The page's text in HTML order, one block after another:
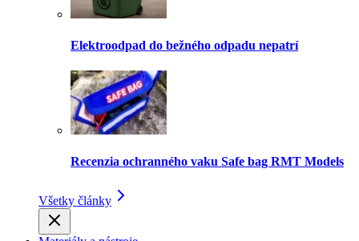
Elektroodpad do bežného odpadu nepatrí
Recenzia ochranného vaku Safe bag RMT Models
Všetky články